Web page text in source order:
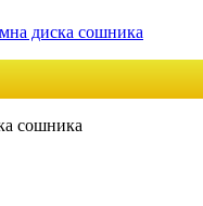
сошника